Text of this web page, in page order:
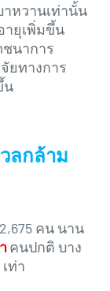
หวานเท่านั้น
ายุเพิ่มขึ้น
นาการ
ยทางการ
น
ลกล้าม
2,675 คน นาน
คนปกติ บาง
ท่า